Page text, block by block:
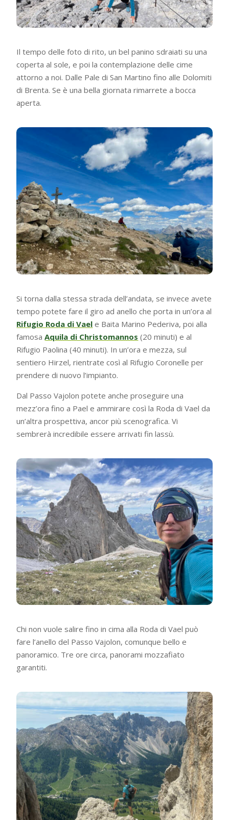
Il tempo delle foto di rito, un bel panino sdraiati su una
coperta al sole, e poi la contemplazione delle cime
attorno a noi. Dalle Pale di San Martino fino alle Dolomiti
di Brenta. Se è una bella giornata rimarrete a bocca
aperta.
Si torna dalla stessa strada dell’andata, se invece avete
tempo potete fare il giro ad anello che porta in un’ora al
Rifugio Roda di Vael e Baita Marino Pederiva, poi alla
famosaAquila di Christomannos (20 minuti) e al
Rifugio Paolina (40 minuti). In un’ora e mezza, sul
sentiero Hirzel, rientrate così al Rifugio Coronelle per
prendere di nuovo l’impianto.
Dal Passo Vajolon potete anche proseguire una
mezz’ora fino a Pael e ammirare così la Roda di Vael da
un’altra prospettiva, ancor più scenografica. Vi
sembrerà incredibile essere arrivati fin lassù.
Chi non vuole salire fino in cima alla Roda di Vael può
fare l’anello del Passo Vajolon, comunque bello e
panoramico. Tre ore circa, panorami mozzafiato
garantiti.